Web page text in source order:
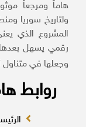
هاماً ومرجعاً
ولتاريخ سوريا
المشروع الذي
رقمي يسهل بعدها
وجعلها في متناول
روابط